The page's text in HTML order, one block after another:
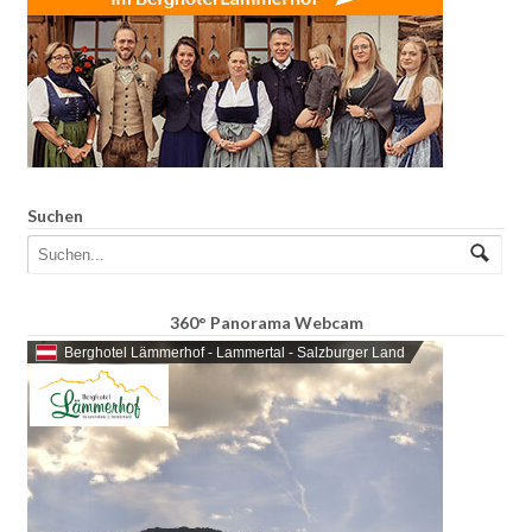
Suchen
360° Panorama Webcam
Berghotel Lämmerhof - Lammertal - Salzburger Land